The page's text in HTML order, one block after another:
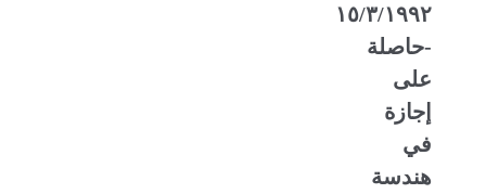
١٥/٣/١٩٩٢
-حاصلة
على
إجازة
في
هندسة